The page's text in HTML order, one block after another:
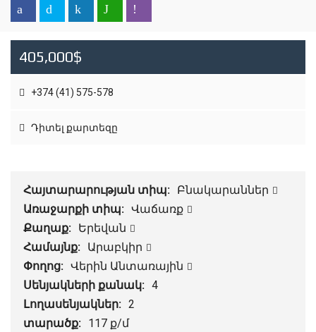
405,000$
+374 (41) 575-578
Դիտել քարտեզը
Հայտարարության տիպ: Բնակարաններ
Առաջարքի տիպ: Վաճառք
Քաղաք: Երեվան
Համայնք: Արաբկիր
Փողոց: Վերին Անտառային
Սենյակների քանակ: 4
Լողասենյակներ: 2
տարածք: 117 ք/մ